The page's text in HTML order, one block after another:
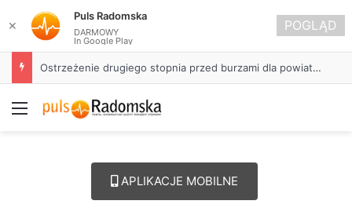
Ostrzeżenie drugiego stopnia przed burzami dla powiatu radomszczańskiego
Menu
APLIKACJE MOBILNE
✕
Puls Radomska
DARMOWY
In Google Play
POGLĄD